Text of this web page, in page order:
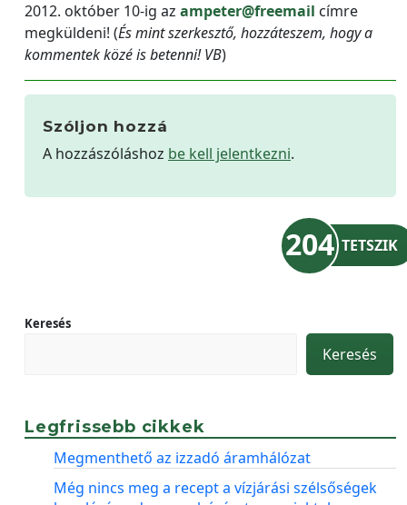
2012. október 10-ig az ampeter@freemail címre
megküldeni! (És mint szerkesztő, hozzáteszem, hogy a
kommentek közé is betenni! VB)
Szóljon hozzá
A hozzászóláshoz be kell jelentkezni.
204 TETSZIK
Keresés
Keresés
Legfrissebb cikkek
Megmenthető az izzadó áramhálózat
Még nincs meg a recept a vízjárási szélsőségek